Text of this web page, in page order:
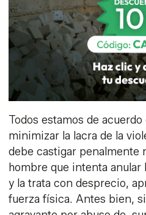
Todos estamos de
minimizar la lacra de la
debe castigar penalmente
hombre que intenta anular
y la trata con desprecio,
fuerza física. Antes bien,